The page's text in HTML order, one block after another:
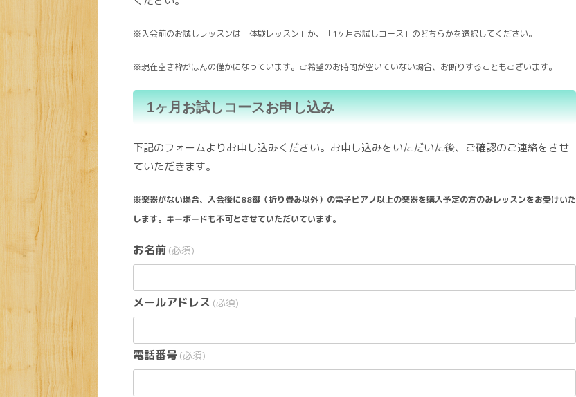
※入会前のお試しレッスンは「体験レッスン」か、「1ヶ月お試しコース」のどちらかを選択してください。
※現在空き枠がほんの僅かになっています。ご希望のお時間が空いていない場合、お断りすることもございます。
1ヶ月お試しコースお申し込み
下記のフォームよりお申し込みください。お申し込みをいただいた後、ご確認のご連絡をさせ
ていただきます。
※楽器がない場合、入会後に88鍵（折り畳み以外）の電子ピアノ以上の楽器を購入予定の方のみレッスンをお受けいた
します。キーボードも不可とさせていただいています。
お名前 (必須)
メールアドレス (必須)
電話番号 (必須)